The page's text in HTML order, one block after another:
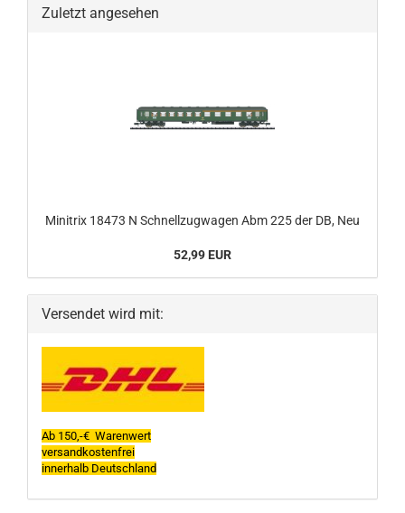
Zuletzt angesehen
Minitrix 18473 N Schnellzugwagen Abm 225 der DB, Neu
52,99 EUR
Versendet wird mit:
Ab 150,-€ Warenwert
versandkostenfrei
innerhalb Deutschland